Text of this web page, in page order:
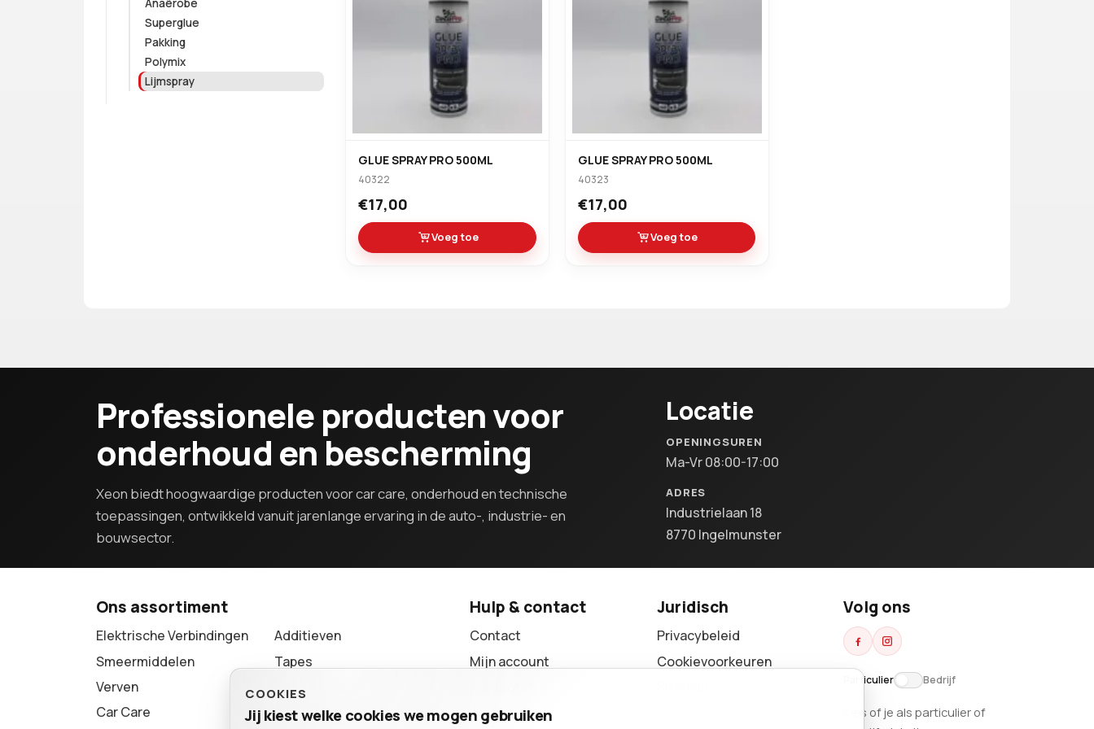
Superglue
Pakking
Polymix
Lijmspray
GLUE SPRAY PRO 500ML
40322
€17,00
Voeg toe
GLUE SPRAY PRO 500ML
40323
€17,00
Voeg toe
Professionele producten voor
onderhoud en bescherming
Xeon biedt hoogwaardige producten voor car care, onderhoud en technische
toepassingen, ontwikkeld vanuit jarenlange ervaring in de auto-, industrie- en
bouwsector.
Locatie
OPENINGSUREN
Ma-Vr 08:00-17:00
ADRES
Industrielaan 18
8770 Ingelmunster
Ons assortiment
Elektrische Verbindingen
Smeermiddelen
Verven
Car Care
Additieven
Tapes
Lijmen & Afdichten
Reinigers
Hulp & contact
Contact
Mijn account
Sitemap
Juridisch
Privacybeleid
Cookievoorkeuren
Volg ons
Particulier Bedrijf
Kies of je als particulier of
COOKIES
Jij kiest welke cookies we mogen gebruiken